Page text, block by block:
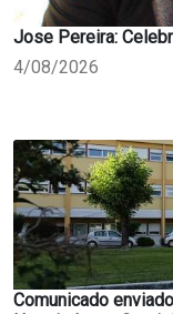
Jose Pereira:
4/08/2026
Comunicado